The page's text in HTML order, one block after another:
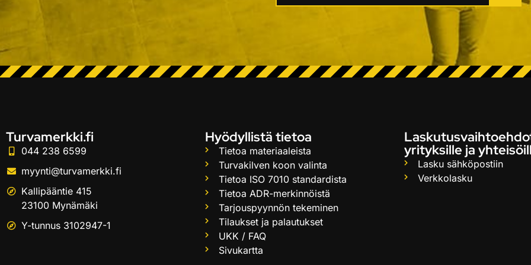
Turvamerkki.fi
044 238 6599
myynti@turvamerkki.fi
Kallipääntie 415
23100 Mynämäki
Y-tunnus 3102947-1
Hyödyllistä tietoa
Tietoa materiaaleista
Turvakilven koon valinta
Tietoa ISO 7010 standardista
Tietoa ADR-merkinnöistä
Tarjouspyynnön tekeminen
Tilaukset ja palautukset
UKK / FAQ
Sivukartta
yrityksille ja
Lasku sähköpostiin
Verkkolasku